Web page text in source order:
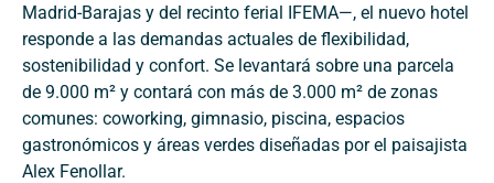
Madrid-Barajas y del recinto ferial IFEMA—, el nuevo hotel
responde a las demandas actuales de flexibilidad,
sostenibilidad y confort. Se levantará sobre una parcela
de 9.000 m² y contará con más de 3.000 m² de zonas
comunes: coworking, gimnasio, piscina, espacios
gastronómicos y áreas verdes diseñadas por el paisajista
Alex Fenollar.